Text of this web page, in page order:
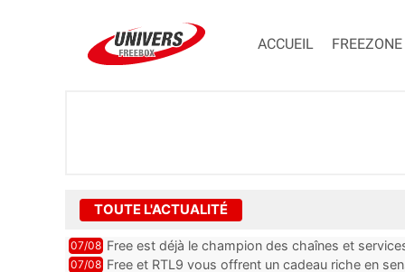
ACCUEIL FREEZONE
TOUTE L'ACTUALITÉ
07/08 Free est déjà le champion des chaînes et
encore au moin...
07/08 Free et RTL9 vous offrent un cadeau riche en